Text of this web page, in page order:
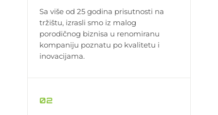
Sa više od 25 godina prisutnosti na
tržištu, izrasli smo iz malog
porodičnog biznisa u renomiranu
kompaniju poznatu po kvalitetu i
inovacijama.
02